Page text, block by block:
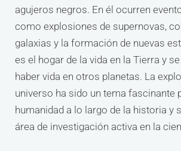
agujeros negros. En él ocurren
como explosiones de supernovas,
galaxias y la formación de nuevas
es el hogar de la vida en la Tierra y
haber vida en otros planetas. La
universo ha sido un tema fascinante
humanidad a lo largo de la historia y
área de investigación activa en la